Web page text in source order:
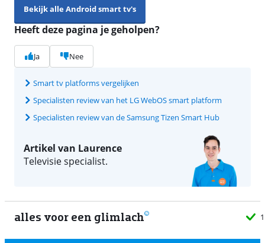
Bekijk alle Android smart tv's
Heeft deze pagina je geholpen?
Ja Nee
Smart tv platforms vergelijken
Specialisten review van het LG WebOS smart platform
Specialisten review van de Samsung Tizen Smart Hub
Artikel van Laurence
Televisie specialist.
alles voor een glimlach